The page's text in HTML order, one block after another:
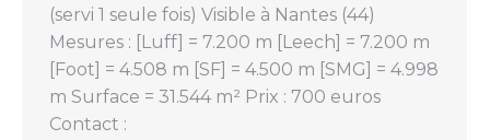
(servi 1 seule fois) Visible à Nantes (44)
Mesures : [Luff] = 7.200 m [Leech] = 7.200 m
[Foot] = 4.508 m [SF] = 4.500 m [SMG] = 4.998
m Surface = 31.544 m² Prix : 700 euros
Contact :